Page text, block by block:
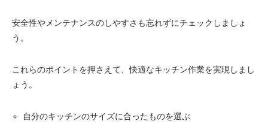
安全性やメンテナンスのしやすさも忘れずにチェックしましょ
う。
これらのポイントを押さえて、快適なキッチン作業を実現しまし
ょう。
自分のキッチンのサイズに合ったものを選ぶ